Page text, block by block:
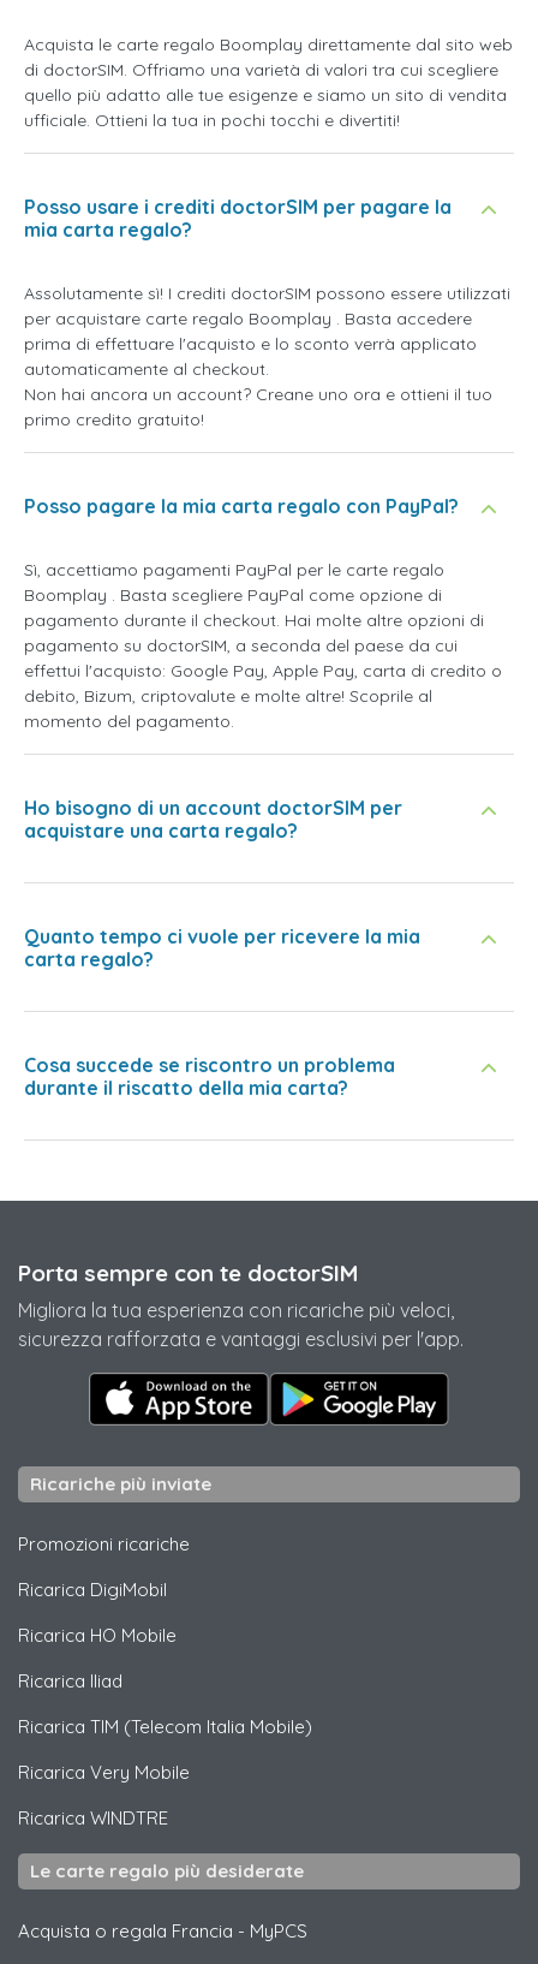
Acquista le carte regalo Boomplay direttamente dal sito web
di doctorSIM. Offriamo una varietà di valori tra cui scegliere
quello più adatto alle tue esigenze e siamo un sito di vendita
ufficiale. Ottieni la tua in pochi tocchi e divertiti!
Posso usare i crediti doctorSIM per pagare la
mia carta regalo?
Assolutamente sì! I crediti doctorSIM possono essere utilizzati
per acquistare carte regalo Boomplay . Basta accedere
prima di effettuare l'acquisto e lo sconto verrà applicato
automaticamente al checkout.
Non hai ancora un account? Creane uno ora e ottieni il tuo
primo credito gratuito!
Posso pagare la mia carta regalo con PayPal?
Sì, accettiamo pagamenti PayPal per le carte regalo
Boomplay . Basta scegliere PayPal come opzione di
pagamento durante il checkout. Hai molte altre opzioni di
pagamento su doctorSIM, a seconda del paese da cui
effettui l'acquisto: Google Pay, Apple Pay, carta di credito o
debito, Bizum, criptovalute e molte altre! Scoprile al
momento del pagamento.
Ho bisogno di un account doctorSIM per
acquistare una carta regalo?
Quanto tempo ci vuole per ricevere la mia
carta regalo?
Cosa succede se riscontro un problema
durante il riscatto della mia carta?
Porta sempre con te doctorSIM
Migliora la tua esperienza con ricariche più veloci,
sicurezza rafforzata e vantaggi esclusivi per l'app.
Ricariche più inviate
Promozioni ricariche
Ricarica DigiMobil
Ricarica HO Mobile
Ricarica Iliad
Ricarica TIM (Telecom Italia Mobile)
Ricarica Very Mobile
Ricarica WINDTRE
Le carte regalo più desiderate
Acquista o regala Francia - MyPCS